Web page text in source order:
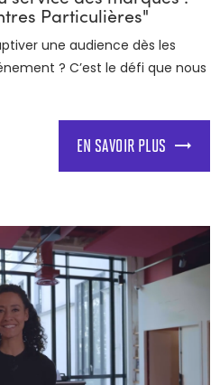
Particulières"
une audience dès les
? C’est le défi que nous
EN SAVOIR PLUS